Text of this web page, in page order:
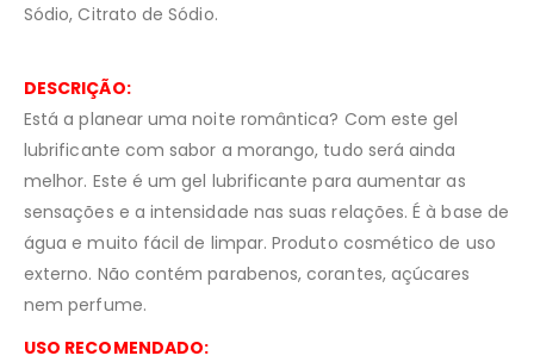
Sódio, Citrato de Sódio.
DESCRIÇÃO:
Está a planear uma noite romântica? Com este gel
lubrificante com sabor a morango, tudo será ainda
melhor. Este é um gel lubrificante para aumentar as
sensações e a intensidade nas suas relações. É à base de
água e muito fácil de limpar. Produto cosmético de uso
externo. Não contém parabenos, corantes, açúcares
nem perfume.
USO RECOMENDADO: